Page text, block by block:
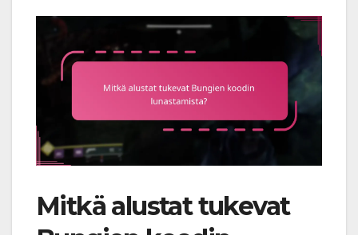
Mitkä alustat tukevat